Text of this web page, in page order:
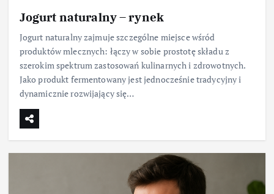
Jogurt naturalny – rynek
Jogurt naturalny zajmuje szczególne miejsce wśród
produktów mlecznych: łączy w sobie prostotę składu z
szerokim spektrum zastosowań kulinarnych i zdrowotnych.
Jako produkt fermentowany jest jednocześnie tradycyjny i
dynamicznie rozwijający się…